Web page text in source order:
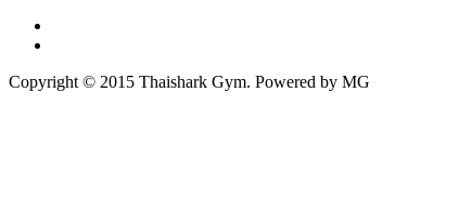
Copyright © 2015 Thaishark Gym. Powered by MG